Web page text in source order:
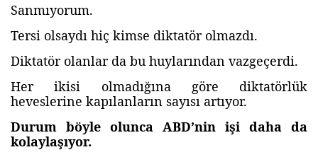
Sanmıyorum.
Tersi olsaydı hiç kimse diktatör olmazdı.
Diktatör olanlar da bu huylarından vazgeçerdi.
Her ikisi olmadığına göre diktatörlük
heveslerine kapılanların sayısı artıyor.
Durum böyle olunca ABD’nin işi daha da
kolaylaşıyor.